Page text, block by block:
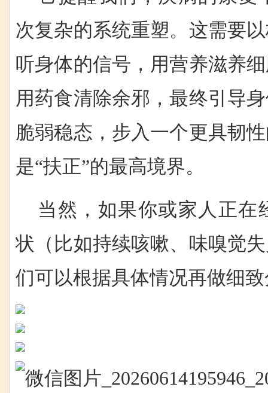
次复杂的系统重塑。这需要
听身体的信号，用营养滋养
用药食清除余邪，最终引导
脆弱稳态，步入一个更具韧
是“扶正”的最高境界。
当然，如果你或家人正在
状（比如持续咳嗽、味嗅觉
们可以根据具体情况再做细